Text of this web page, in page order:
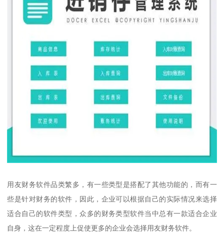
用友财务软件品类繁多，有一些类型是搭配了其他功能的，而有一
些是针对财务的软件，因此，企业可以根据自己的实际情况来选择
适合自己的软件类型，众多的财务类型软件当中总有一款适合企业
自身，这在一定程度上促使更多的企业会选择用友财务软件。